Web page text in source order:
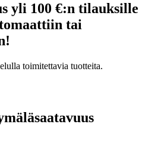
yli 100 €:n tilauksille
tai
toimitettavia tuotteita.